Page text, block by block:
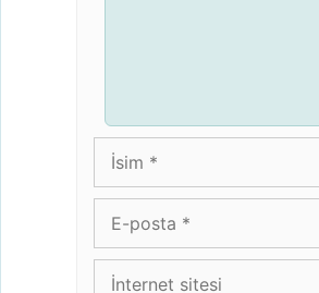
İsim
posta
İnternet